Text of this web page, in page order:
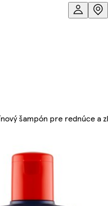
šampón pre rednúce a